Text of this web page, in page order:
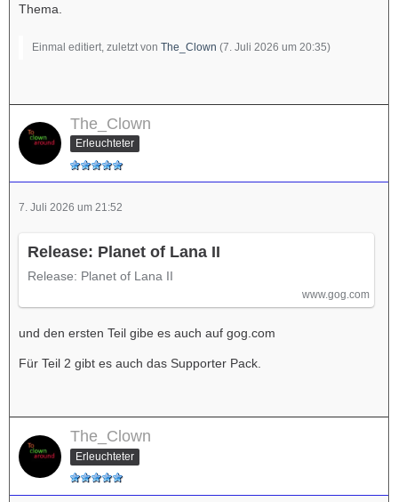
Thema.
Einmal editiert, zuletzt von The_Clown (7. Juli 2026 um 20:35)
The_Clown
Erleuchteter
7. Juli 2026 um 21:52
Release: Planet of Lana II
Release: Planet of Lana II
www.gog.com
und den ersten Teil gibe es auch auf gog.com
Für Teil 2 gibt es auch das Supporter Pack.
The_Clown
Erleuchteter